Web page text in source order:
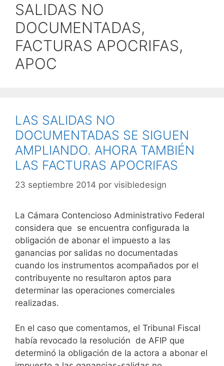
SALIDAS NO
DOCUMENTADAS,
FACTURAS APOCRIFAS,
APOC
LAS SALIDAS NO
DOCUMENTADAS SE SIGUEN
AMPLIANDO. AHORA TAMBIÉN
LAS FACTURAS APOCRIFAS
23 septiembre 2014 por visibledesign
La Cámara Contencioso Administrativo Federal
considera que se encuentra configurada la
obligación de abonar el impuesto a las
ganancias por salidas no documentadas
cuando los instrumentos acompañados por el
contribuyente no resultaron aptos para
determinar las operaciones comerciales
realizadas.
En el caso que comentamos, el Tribunal Fiscal
había revocado la resolución de AFIP que
determinó la obligación de la actora a abonar el